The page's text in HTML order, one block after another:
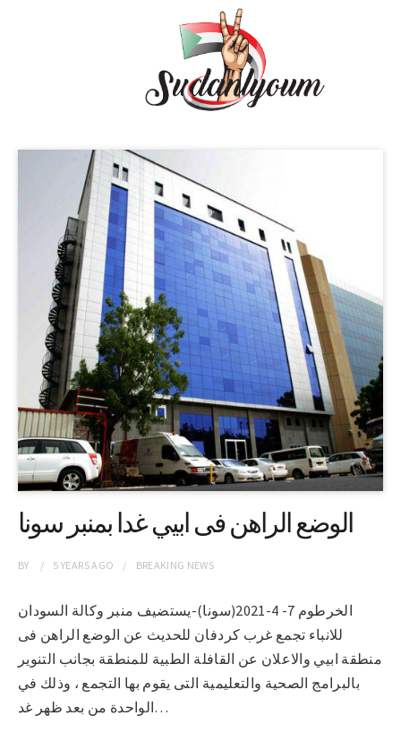
الوضع الراهن فى ابيي غدا بمنبر سونا
BY 5 YEARSAGO BREAKING NEWS
الخرطوم 7- 4-2021(سونا)-يستضيف منبر وكالة السودان
للانباء تجمع غرب كردفان للحديث عن الوضع الراهن فى
منطقة ابيي والاعلان عن القافلة الطبية للمنطقة بجانب التنوير
بالبرامج الصحية والتعليمية التى يقوم بها التجمع ، وذلك في
الواحدة من بعد ظهر غد…